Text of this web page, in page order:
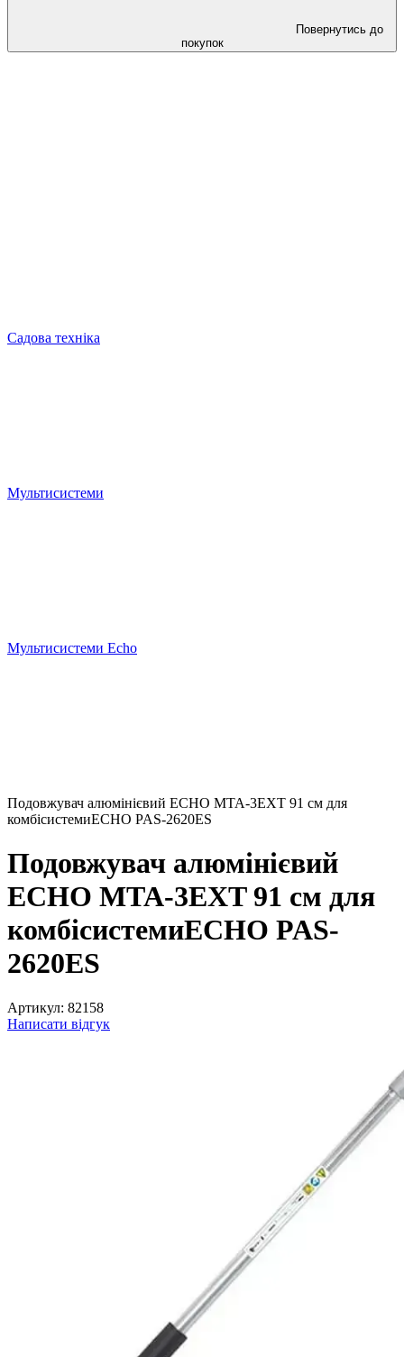
Повернутись до
покупок
Садова техніка
Мультисистеми
Мультисистеми Echo
Подовжувач алюмінієвий ECHO MTA-3EXT 91 см для
комбісистемиECHO PAS-2620ES
Подовжувач алюмінієвий
ECHO MTA-3EXT 91 см для
комбісистемиECHO PAS-
2620ES
Артикул: 82158
Написати відгук